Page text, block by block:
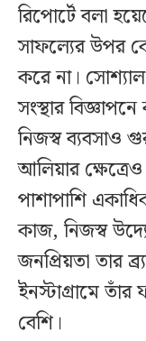
রিপোর্টে বলা
সাফল্যের উপর
করে না।
সংস্থার
নিজস্ব ব্যবসাও
আলিয়ার
পাশাপাশি
কাজ, নিজস্ব
জনপ্রিয়তা তার
ইনস্টাগ্রামে
বেশি।